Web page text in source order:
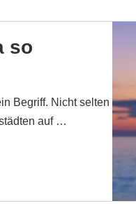
so
Begriff. Nicht selten
auf …